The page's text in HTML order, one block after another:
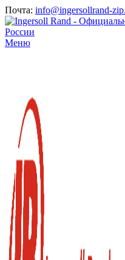
Почта: info@ingersollrand-
Меню